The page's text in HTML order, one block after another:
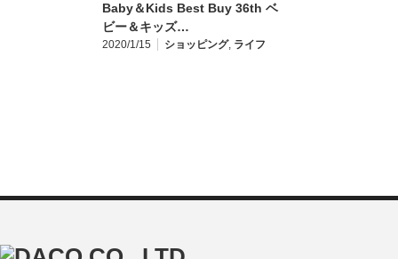
Baby＆Kids Best Buy 36th ベ
ビー＆キッズ…
2020/1/15 ショッピング, ライフ